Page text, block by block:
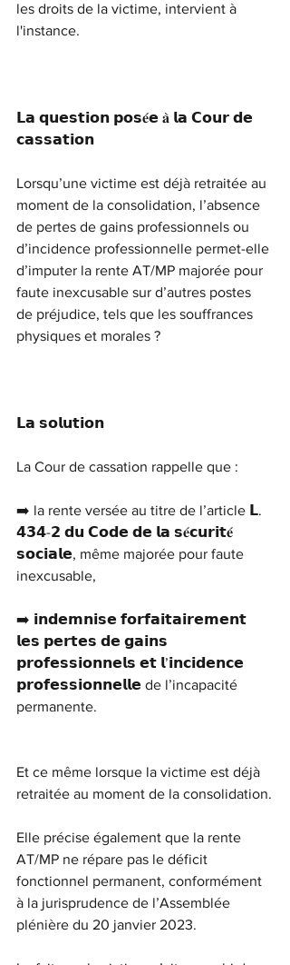
les droits de la victime, intervient à
l'instance.
𝗟𝗮 𝗾𝘂𝗲𝘀𝘁𝗶𝗼𝗻 𝗽𝗼𝘀𝐞́𝗲 𝐚̀ 𝗹𝗮 𝗖𝗼𝘂𝗿 𝗱𝗲
𝗰𝗮𝘀𝘀𝗮𝘁𝗶𝗼𝗻
Lorsqu’une victime est déjà retraitée au
moment de la consolidation, l’absence
de pertes de gains professionnels ou
d’incidence professionnelle permet-elle
d’imputer la rente AT/MP majorée pour
faute inexcusable sur d’autres postes
de préjudice, tels que les souffrances
physiques et morales ?
𝗟𝗮 𝘀𝗼𝗹𝘂𝘁𝗶𝗼𝗻
La Cour de cassation rappelle que :
➡️ la rente versée au titre de l’article 𝗟.
𝟰𝟯𝟰-𝟮 𝗱𝘂 𝗖𝗼𝗱𝗲 𝗱𝗲 𝗹𝗮 𝘀𝐞́𝗰𝘂𝗿𝗶𝘁𝐞́
𝘀𝗼𝗰𝗶𝗮𝗹𝗲, même majorée pour faute
inexcusable,
➡️ 𝗶𝗻𝗱𝗲𝗺𝗻𝗶𝘀𝗲 𝗳𝗼𝗿𝗳𝗮𝗶𝘁𝗮𝗶𝗿𝗲𝗺𝗲𝗻𝘁
𝗹𝗲𝘀 𝗽𝗲𝗿𝘁𝗲𝘀 𝗱𝗲 𝗴𝗮𝗶𝗻𝘀
𝗽𝗿𝗼𝗳𝗲𝘀𝘀𝗶𝗼𝗻𝗻𝗲𝗹𝘀 𝗲𝘁 𝗹’𝗶𝗻𝗰𝗶𝗱𝗲𝗻𝗰𝗲
𝗽𝗿𝗼𝗳𝗲𝘀𝘀𝗶𝗼𝗻𝗻𝗲𝗹𝗹𝗲 de l’incapacité
permanente.
Et ce même lorsque la victime est déjà
retraitée au moment de la consolidation.
Elle précise également que la rente
AT/MP ne répare pas le déficit
fonctionnel permanent, conformément
à la jurisprudence de l’Assemblée
plénière du 20 janvier 2023.